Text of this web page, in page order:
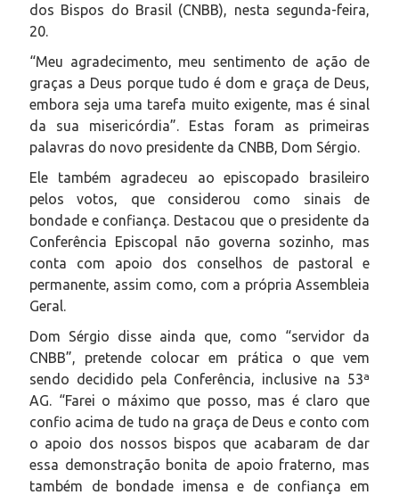
dos Bispos do Brasil (CNBB), nesta segunda-feira,
20.
“Meu agradecimento, meu sentimento de ação de
graças a Deus porque tudo é dom e graça de Deus,
embora seja uma tarefa muito exigente, mas é sinal
da sua misericórdia”. Estas foram as primeiras
palavras do novo presidente da CNBB, Dom Sérgio.
Ele também agradeceu ao episcopado brasileiro
pelos votos, que considerou como sinais de
bondade e confiança. Destacou que o presidente da
Conferência Episcopal não governa sozinho, mas
conta com apoio dos conselhos de pastoral e
permanente, assim como, com a própria Assembleia
Geral.
Dom Sérgio disse ainda que, como “servidor da
CNBB”, pretende colocar em prática o que vem
sendo decidido pela Conferência, inclusive na 53ª
AG. “Farei o máximo que posso, mas é claro que
confio acima de tudo na graça de Deus e conto com
o apoio dos nossos bispos que acabaram de dar
essa demonstração bonita de apoio fraterno, mas
também de bondade imensa e de confiança em